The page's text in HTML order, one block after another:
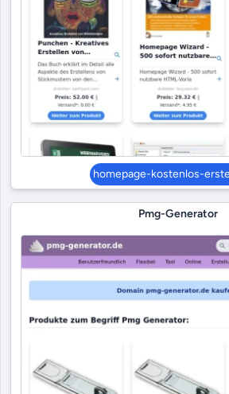
homepage-kostenlos-
Pmg-Generator